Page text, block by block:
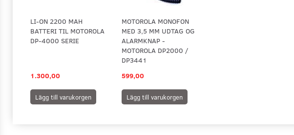
LI-ON 2200 MAH
BATTERI TIL MOTOROLA
DP-4000 SERIE
1.300,00
Lägg till varukorgen
MOTOROLA MONOFON
MED 3,5 MM UDTAG OG
ALARMKNAP -
MOTOROLA DP2000 /
DP3441
599,00
Lägg till varukorgen